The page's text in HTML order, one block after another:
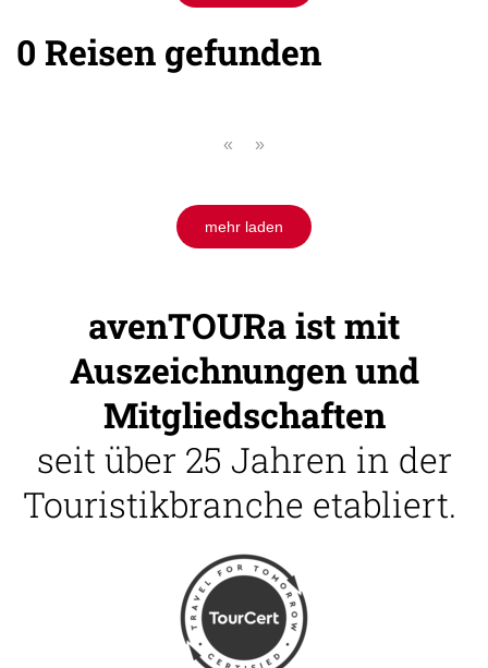
0 Reisen gefunden
« »
mehr laden
avenTOURa ist mit
Auszeichnungen und
Mitgliedschaften
seit über 25 Jahren in der
Touristikbranche etabliert.